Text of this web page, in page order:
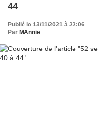
44
Publié le 13/11/2021 à 22:06
Par MAnnie